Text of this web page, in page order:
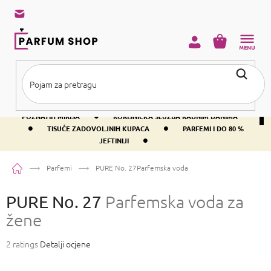
sadržaj
BESPLATNA DOSTAVA IZNAD PRIBLIŽNO 37 € •
400+ SVJETSKI
POZNATIH MIRISA
• KORISNIČKA SLUŽBA RADNIM DANIMA
• TISUĆE ZADOVOLJNIH KUPACA •
PARFEMI I DO 80 %
JEFTINIJI
•
KOŠARICA
PočetnaParfemi PURE No. 27Parfemska voda za žene
PURE No. 27 Parfemska voda za
žene
Prosječna
2 ratings Detalji ocjene